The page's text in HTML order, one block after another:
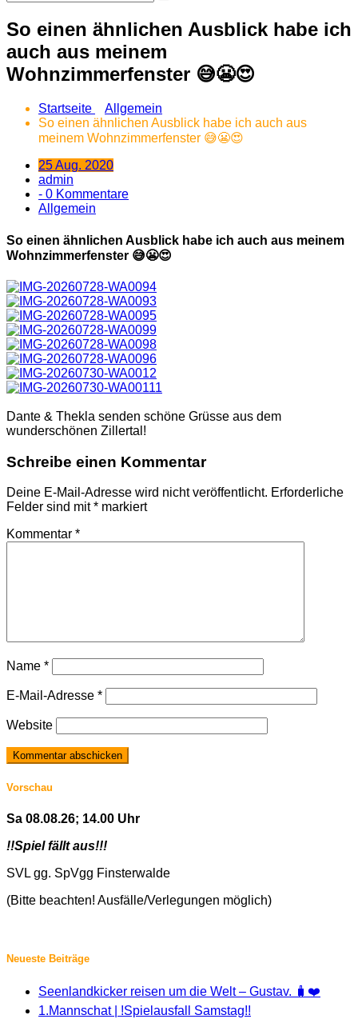
So einen ähnlichen Ausblick habe ich
auch aus meinem
Wohnzimmerfenster 😅😬😍
Startseite
Allgemein
So einen ähnlichen Ausblick habe ich auch aus
meinem Wohnzimmerfenster 😅😬😍
25 Aug. 2020
admin
- 0 Kommentare
Allgemein
So einen ähnlichen Ausblick habe ich auch aus meinem
Wohnzimmerfenster 😅😬😍
Dante & Thekla senden schöne Grüsse aus dem
wunderschönen Zillertal!
Schreibe einen Kommentar
Deine E-Mail-Adresse wird nicht veröffentlicht. Erforderliche
Felder sind mit* markiert
Kommentar *
Name *
E-Mail-Adresse *
Website
Vorschau
Sa 08.08.26; 14.00 Uhr
!!Spiel fällt aus!!!
SVL gg. SpVgg Finsterwalde
(Bitte beachten! Ausfälle/Verlegungen möglich)
Neueste Beiträge
Seenlandkicker reisen um die Welt – Gustav. 🧳❤️
1.Mannschat | !Spielausfall Samstag!!